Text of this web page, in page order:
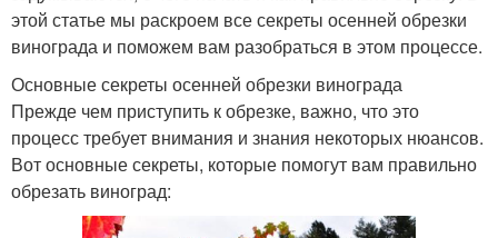
этой статье мы раскроем все секреты осенней обрезки
винограда и поможем вам разобраться в этом процессе.
Основные секреты осенней обрезки винограда
Прежде чем приступить к обрезке, важно, что это
процесс требует внимания и знания некоторых нюансов.
Вот основные секреты, которые помогут вам правильно
обрезать виноград: